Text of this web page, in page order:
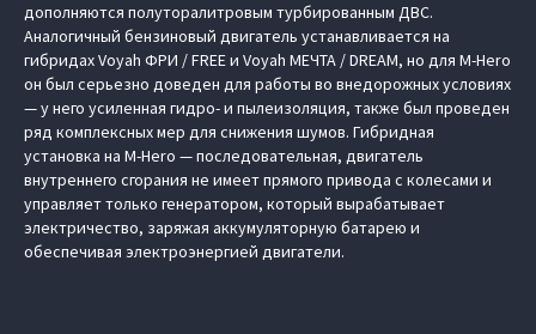
дополняются полуторалитровым турбированным ДВС.
Аналогичный бензиновый двигатель устанавливается на
гибридах Voyah ФРИ / FREE и Voyah МЕЧТА / DREAM, но для M-Hero
он был серьезно доведен для работы во внедорожных условиях
— у него усиленная гидро- и пылеизоляция, также был проведен
ряд комплексных мер для снижения шумов. Гибридная
установка на M-Hero — последовательная, двигатель
внутреннего сгорания не имеет прямого привода с колесами и
управляет только генератором, который вырабатывает
электричество, заряжая аккумуляторную батарею и
обеспечивая электроэнергией двигатели.